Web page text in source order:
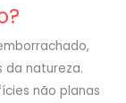
da natureza.
não planas